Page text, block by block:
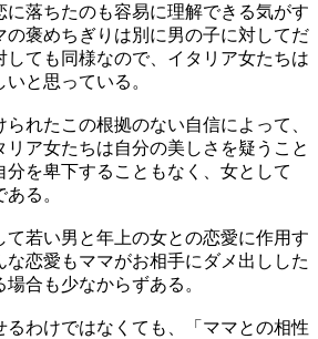
に落ちたのも容易に理解できる気がす
の褒めちぎりは別に男の子に対してだ
しても同様なので、イタリア女たちは
と思っている。
れたこの根拠のない自信によって、
リア女たちは自分の美しさを疑うこと
分を卑下することもなく、女として
る。
て若い男と年上の女との恋愛に作用す
な恋愛もママがお相手にダメ出しした
合も少なからずある。
るわけではなくても、「ママとの相性